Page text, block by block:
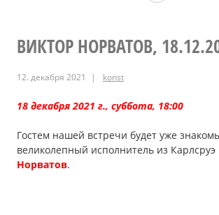
22.01.2022
ВИКТОР НОРВАТОВ,
12. декабря 2021 konst
18 декабря 2021 г., суббота, 18:00
Гостем нашей встречи будет уже
великолепный исполнитель из Карлсруэ
Норватов.